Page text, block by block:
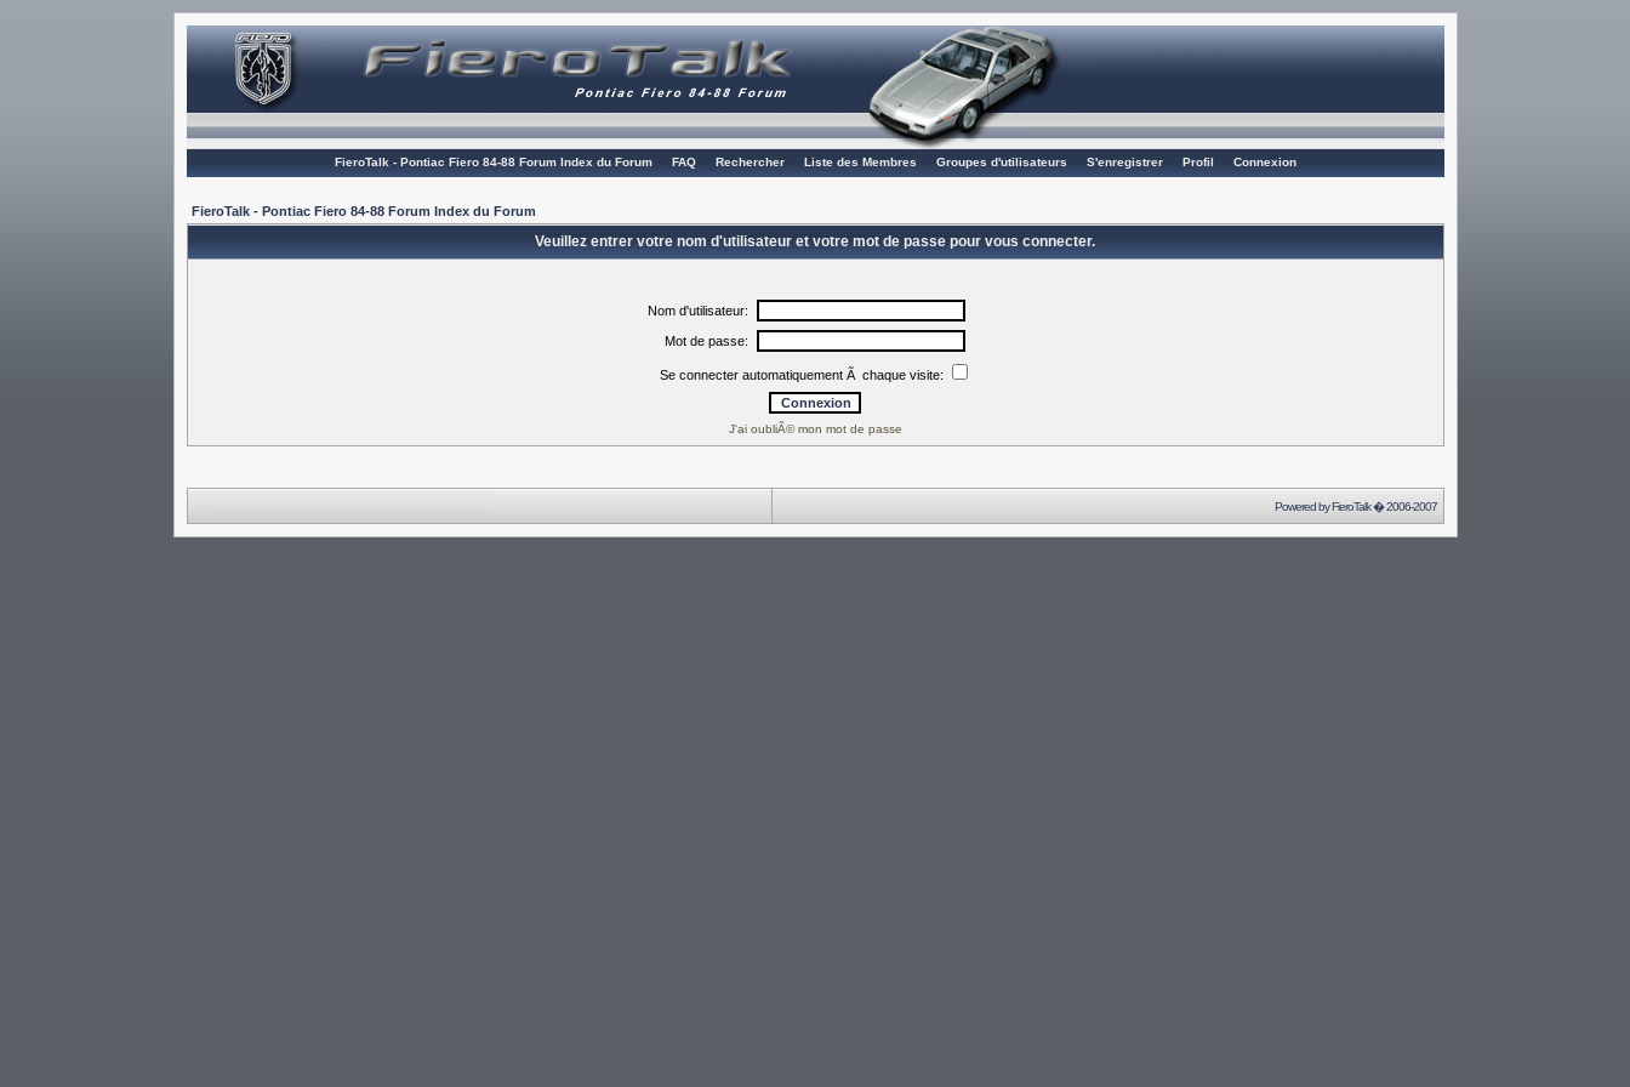
FieroTalk - Pontiac Fiero 84-88 Forum Index du Forum FAQ Rechercher Liste des Membres Groupes d'utilisateurs S'enregistrer Profil Connexion
FieroTalk - Pontiac Fiero 84-88 Forum Index du Forum
Veuillez entrer votre nom d'utilisateur et votre mot de passe pour vous connecter.
Nom d'utilisateur:
Mot de passe:
Se connecter automatiquement Ã chaque visite:
J'ai oubliÃ© mon mot de passe
Powered byFieroTalk� 2006-2007